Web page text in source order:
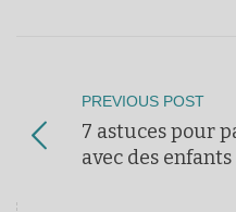
PREVIOUS POST
7 astuces pour
avec des